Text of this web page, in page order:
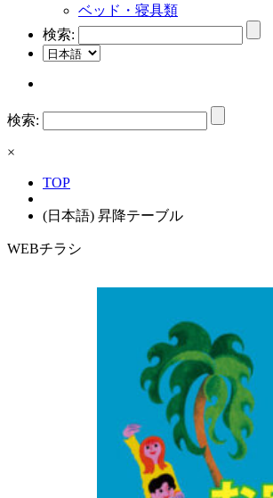
ベッド・寝具類
検索:
検索:
×
TOP
(日本語) 昇降テーブル
WEBチラシ